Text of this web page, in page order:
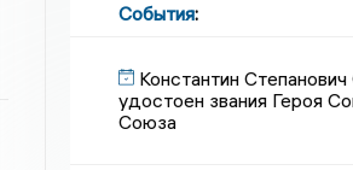
События:
Константин
удостоен звания Героя
Союза